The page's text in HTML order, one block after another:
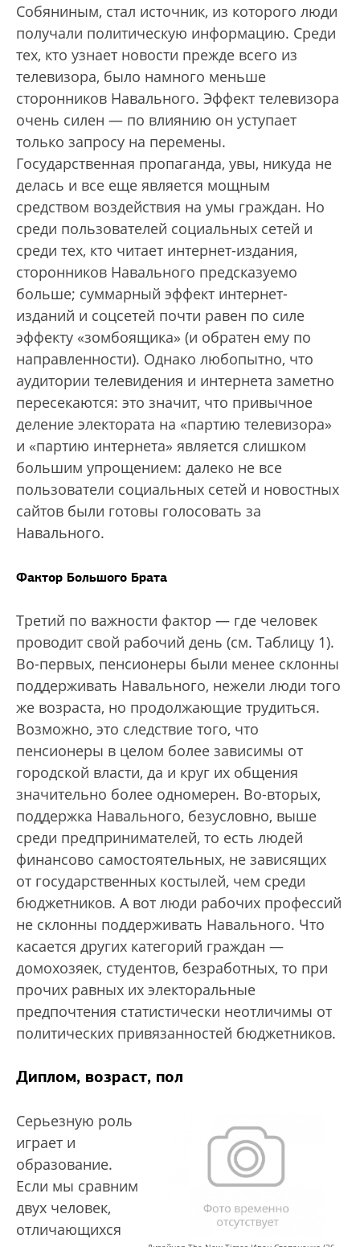
Собяниным, стал источник, из которого люди
получали политическую информацию. Среди
тех, кто узнает новости прежде всего из
телевизора, было намного меньше
сторонников Навального. Эффект телевизора
очень силен — по влиянию он уступает
только запросу на перемены.
Государственная пропаганда, увы, никуда не
делась и все еще является мощным
средством воздействия на умы граждан. Но
среди пользователей социальных сетей и
среди тех, кто читает интернет-издания,
сторонников Навального предсказуемо
больше; суммарный эффект интернет-
изданий и соцсетей почти равен по силе
эффекту «зомбоящика» (и обратен ему по
направленности). Однако любопытно, что
аудитории телевидения и интернета заметно
пересекаются: это значит, что привычное
деление электората на «партию телевизора»
и «партию интернета» является слишком
большим упрощением: далеко не все
пользователи социальных сетей и новостных
сайтов были готовы голосовать за
Навального.
Фактор Большого Брата
Третий по важности фактор — где человек
проводит свой рабочий день (см. Таблицу 1).
Во-первых, пенсионеры были менее склонны
поддерживать Навального, нежели люди того
же возраста, но продолжающие трудиться.
Возможно, это следствие того, что
пенсионеры в целом более зависимы от
городской власти, да и круг их общения
значительно более одномерен. Во-вторых,
поддержка Навального, безусловно, выше
среди предпринимателей, то есть людей
финансово самостоятельных, не зависящих
от государственных костылей, чем среди
бюджетников. А вот люди рабочих профессий
не склонны поддерживать Навального. Что
касается других категорий граждан —
домохозяек, студентов, безработных, то при
прочих равных их электоральные
предпочтения статистически неотличимы от
политических привязанностей бюджетников.
Диплом, возраст, пол
Серьезную роль
играет и
образование.
Если мы сравним
двух человек,
отличающихся